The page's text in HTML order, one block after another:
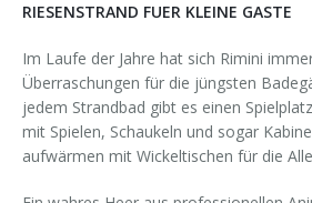
RIESENSTRAND FUER KLEINE GASTE
Im Laufe der Jahre hat sich Rimini
Überraschungen für die jüngsten
jedem Strandbad gibt es einen
mit Spielen, Schaukeln und sogar
aufwärmen mit Wickeltischen für die